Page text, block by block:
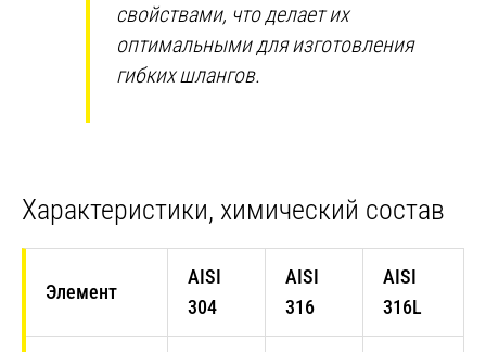
свойствами, что делает их
оптимальными для изготовления
гибких шлангов.
Характеристики, химический состав
Элемент
AISI
304
AISI
316
AISI
316L